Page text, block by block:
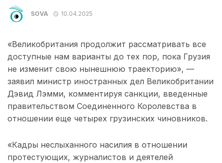
SOVA 10.04.2025
«Великобритания продолжит рассматривать все
доступные нам варианты до тех пор, пока Грузия
не изменит свою нынешнюю траекторию», —
заявил министр иностранных дел Великобритании
Дэвид Лэмми, комментируя санкции, введенные
правительством Соединенного Королевства в
отношении еще четырех грузинских чиновников.
«Кадры неслыханного насилия в отношении
протестующих, журналистов и деятелей